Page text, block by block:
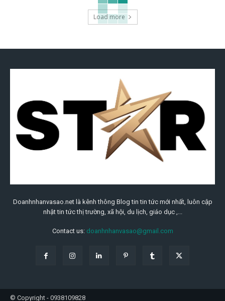
Load more
Doanhnhanvasao.net là kênh thông Blog tin tin tức mới nhất, luôn cập
nhật tin tức thị trường, xã hội, du lịch, giáo dục ,...
Contact us: doanhnhanvasao@gmail.com
© Copyright - 0938109828